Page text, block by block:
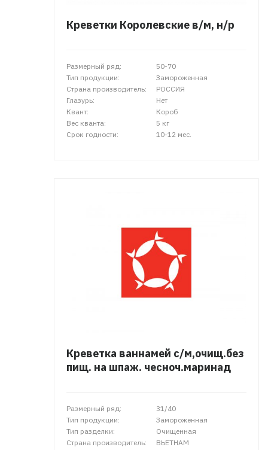
Креветки Королевские в/м, н/р
Размерный ряд:
50-70
Тип продукции:
Замороженная
Страна производитель:
РОССИЯ
Глазурь:
Нет
Квант:
Короб
Вес кванта:
5 кг
Срок годности:
10-12 мес.
Креветка ваннамей с/м,очищ.без
пищ. на шпаж. чесноч.маринад
Размерный ряд:
31/40
Тип продукции:
Замороженная
Тип разделки:
Очищенная
Страна производитель:
ВЬЕТНАМ